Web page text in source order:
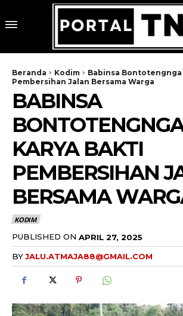
Beranda Kodim
Babinsa Bontotengnga
Pembersihan Jalan Bersama Warga
BABINSA
KARYA BAKTI
PEMBERSIHAN
BERSAMA
KODIM
PUBLISHED ON APRIL 27, 2025
BYJALU.ATMAJA88@GMAIL.COM